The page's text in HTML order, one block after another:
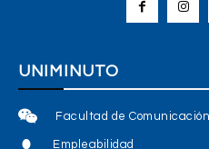
UNIMINUTO
Facultad de Comunicación
Empleabilidad